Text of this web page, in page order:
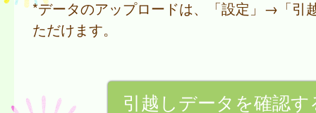
*データのアップロードは、「設定」→「引
ただけます。